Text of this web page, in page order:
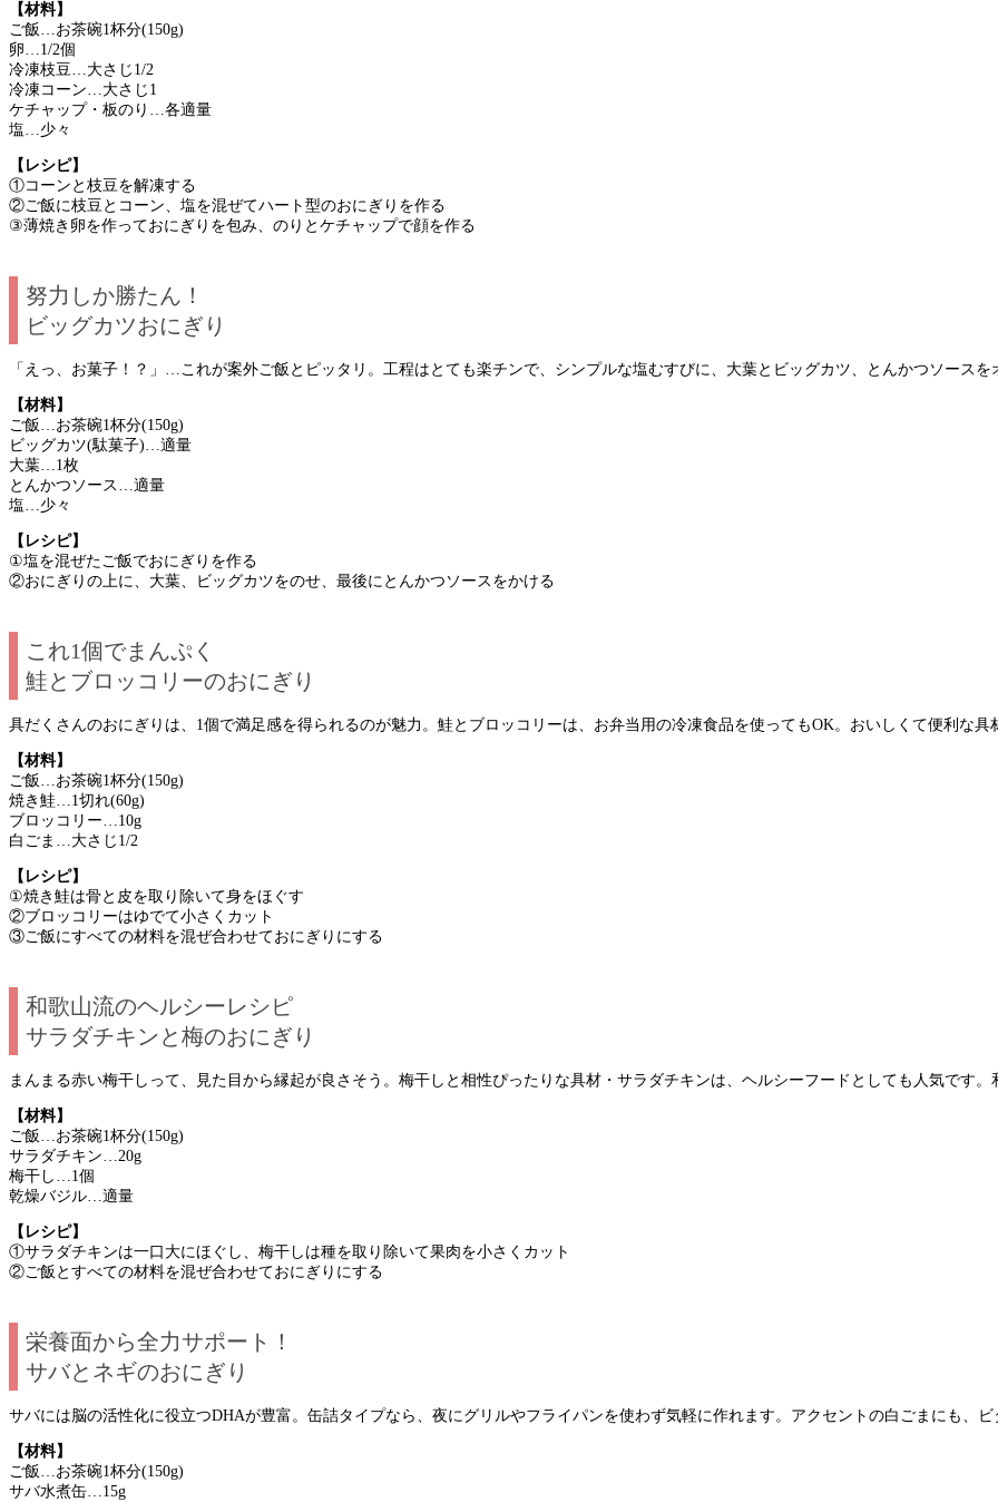
【材料】
ご飯…お茶碗1杯分(150g)
卵…1/2個
冷凍枝豆…大さじ1/2
冷凍コーン…大さじ1
ケチャップ・板のり…各適量
塩…少々
【レシピ】
①コーンと枝豆を解凍する
②ご飯に枝豆とコーン、塩を混ぜてハート型のおにぎりを作る
③薄焼き卵を作っておにぎりを包み、のりとケチャップで顔を作る
努力しか勝たん！
ビッグカツおにぎり
「えっ、お菓子！？」…これが案外ご飯とピッタリ。工程はとても楽チンで、シンプルな塩むすびに、大葉とビッグカツ、とんかつソースを
【材料】
ご飯…お茶碗1杯分(150g)
ビッグカツ(駄菓子)…適量
大葉…1枚
とんかつソース…適量
塩…少々
【レシピ】
①塩を混ぜたご飯でおにぎりを作る
②おにぎりの上に、大葉、ビッグカツをのせ、最後にとんかつソースをかける
これ1個でまんぷく
鮭とブロッコリーのおにぎり
具だくさんのおにぎりは、1個で満足感を得られるのが魅力。鮭とブロッコリーは、お弁当用の冷凍食品を使ってもOK。おいしくて便利な具
【材料】
ご飯…お茶碗1杯分(150g)
焼き鮭…1切れ(60g)
ブロッコリー…10g
白ごま…大さじ1/2
【レシピ】
①焼き鮭は骨と皮を取り除いて身をほぐす
②ブロッコリーはゆでて小さくカット
③ご飯にすべての材料を混ぜ合わせておにぎりにする
和歌山流のヘルシーレシピ
サラダチキンと梅のおにぎり
まんまる赤い梅干しって、見た目から縁起が良さそう。梅干しと相性ぴったりな具材・サラダチキンは、ヘルシーフードとしても人気です。
【材料】
ご飯…お茶碗1杯分(150g)
サラダチキン…20g
梅干し…1個
乾燥バジル…適量
【レシピ】
①サラダチキンは一口大にほぐし、梅干しは種を取り除いて果肉を小さくカット
②ご飯とすべての材料を混ぜ合わせておにぎりにする
栄養面から全力サポート！
サバとネギのおにぎり
サバには脳の活性化に役立つDHAが豊富。缶詰タイプなら、夜にグリルやフライパンを使わず気軽に作れます。アクセントの白ごまにも、ビ
【材料】
ご飯…お茶碗1杯分(150g)
サバ水煮缶…15g